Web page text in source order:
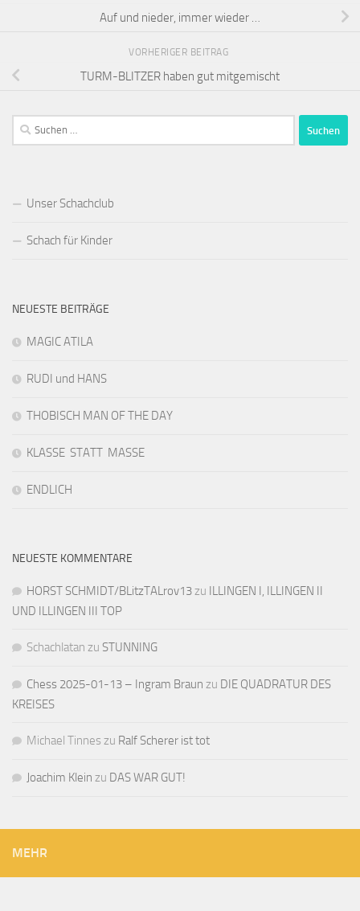
Auf und nieder, immer wieder …
VORHERIGER BEITRAG
TURM-BLITZER haben gut mitgemischt
Suchen
nach:
Unser Schachclub
Schach für Kinder
NEUESTE BEITRÄGE
MAGIC ATILA
RUDI und HANS
THOBISCH MAN OF THE DAY
KLASSE STATT MASSE
ENDLICH
NEUESTE KOMMENTARE
HORST SCHMIDT/BLitzTALrov13zu ILLINGEN I, ILLINGEN II
UND ILLINGEN III TOP
Schachlatan zu STUNNING
Chess 2025-01-13 – Ingram Braun zu DIE QUADRATUR DES
KREISES
Michael Tinnes zu Ralf Scherer ist tot
Joachim Klein zu DAS WAR GUT!
MEHR